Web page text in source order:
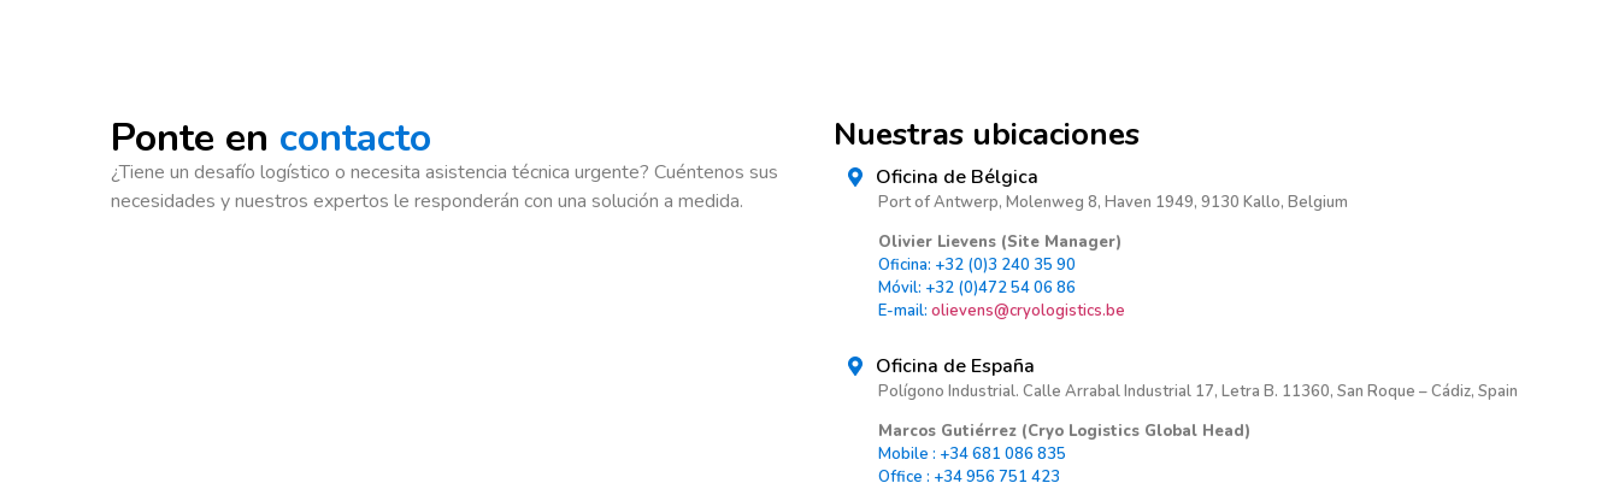
Nuestras ubicaciones
Oficina de Bélgica
Port of Antwerp, Molenweg 8, Haven 1949, 9130 Kallo, Belgium
Olivier Lievens (Site Manager)
Oficina: +32 (0)3 240 35 90
Móvil: +32 (0)472 54 06 86
E-mail: olievens@cryologistics.be
Oficina de España
Polígono Industrial. Calle Arrabal Industrial 17, Letra B. 11360, San Roque – Cádiz, Spain
Marcos Gutiérrez (Cryo Logistics Global Head)
Mobile : +34 681 086 835
Office : +34 956 751 423
Ponte en contacto
¿Tiene un desafío logístico o necesita asistencia técnica urgente? Cuéntenos sus
necesidades y nuestros expertos le responderán con una solución a medida.